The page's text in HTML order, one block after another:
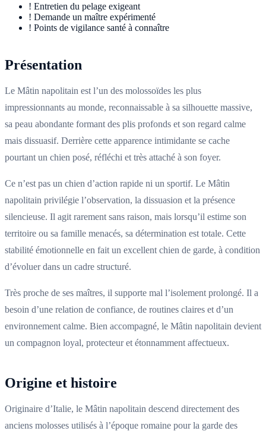
! Entretien du pelage exigeant
! Demande un maître expérimenté
! Points de vigilance santé à connaître
Présentation
Le Mâtin napolitain est l’un des molossoïdes les plus
impressionnants au monde, reconnaissable à sa silhouette massive,
sa peau abondante formant des plis profonds et son regard calme
mais dissuasif. Derrière cette apparence intimidante se cache
pourtant un chien posé, réfléchi et très attaché à son foyer.
Ce n’est pas un chien d’action rapide ni un sportif. Le Mâtin
napolitain privilégie l’observation, la dissuasion et la présence
silencieuse. Il agit rarement sans raison, mais lorsqu’il estime son
territoire ou sa famille menacés, sa détermination est totale. Cette
stabilité émotionnelle en fait un excellent chien de garde, à condition
d’évoluer dans un cadre structuré.
Très proche de ses maîtres, il supporte mal l’isolement prolongé. Il a
besoin d’une relation de confiance, de routines claires et d’un
environnement calme. Bien accompagné, le Mâtin napolitain devient
un compagnon loyal, protecteur et étonnamment affectueux.
Origine et histoire
Originaire d’Italie, le Mâtin napolitain descend directement des
anciens molosses utilisés à l’époque romaine pour la garde des